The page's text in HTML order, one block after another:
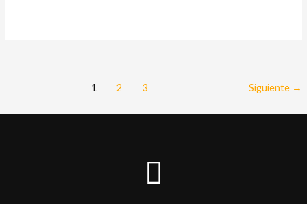
1 2 3 Siguiente →